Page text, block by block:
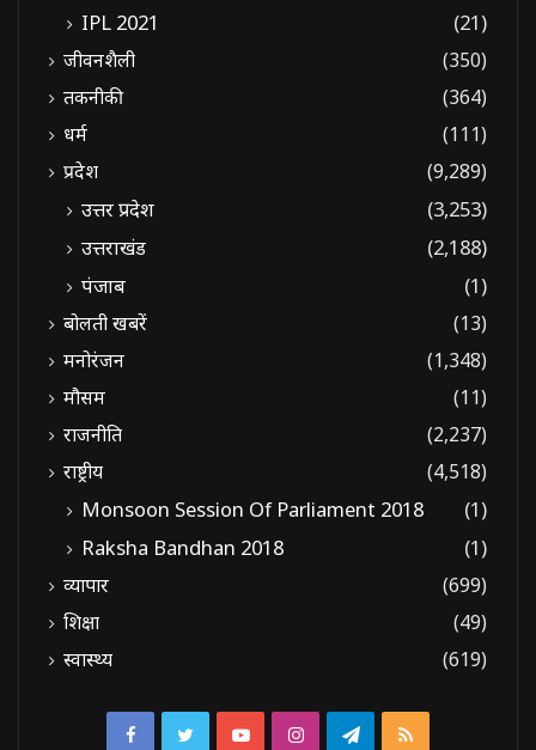
IPL 2021 (21)
जीवनशैली
(350)
तकनीकी
(364)
धर्म
(111)
प्रदेश
(9,289)
उत्तर प्रदेश
(3,253)
उत्तराखंड
(2,188)
पंजाब
(1)
बोलती खबरें
(13)
मनोरंजन
(1,348)
मौसम
(11)
राजनीति
(2,237)
राष्ट्रीय
(4,518)
Monsoon Session Of Parliament 2018
(1)
Raksha Bandhan 2018
(1)
व्यापार
(699)
शिक्षा
(49)
स्वास्थ्य
(619)
FacebookTwitterYouTubeInstagramTelegram
RSS